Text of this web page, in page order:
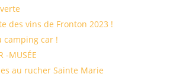
des vins de Fronton 2023 !
camping car !
-MUSÉE
au rucher Sainte Marie